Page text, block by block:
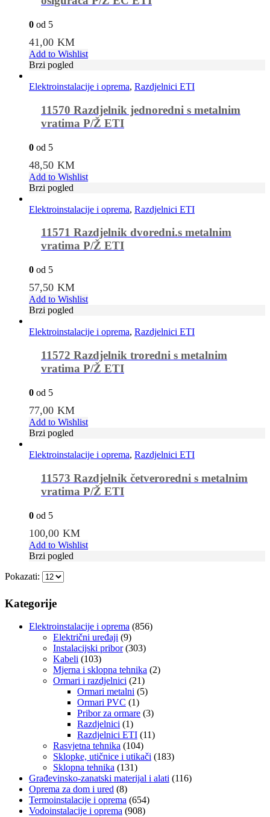
0 od 5
41,00 KM
Add to Wishlist
Brzi pogled
Elektroinstalacije i oprema, Razdjelnici ETI
11570 Razdjelnik jednoredni s metalnim
vratima P/Ž ETI
0 od 5
48,50 KM
Add to Wishlist
Brzi pogled
Elektroinstalacije i oprema, Razdjelnici ETI
11571 Razdjelnik dvoredni.s metalnim
vratima P/Ž ETI
0 od 5
57,50 KM
Add to Wishlist
Brzi pogled
Elektroinstalacije i oprema, Razdjelnici ETI
11572 Razdjelnik troredni s metalnim
vratima P/Ž ETI
0 od 5
77,00 KM
Add to Wishlist
Brzi pogled
Elektroinstalacije i oprema, Razdjelnici ETI
11573 Razdjelnik četveroredni s metalnim
vratima P/Ž ETI
0 od 5
100,00 KM
Add to Wishlist
Brzi pogled
Pokazati:
Kategorije
Elektroinstalacije i oprema (856)
Električni uređaji (9)
Instalacijski pribor (303)
Kabeli (103)
Mjerna i sklopna tehnika (2)
Ormari i razdjelnici (21)
Ormari metalni (5)
Ormari PVC (1)
Pribor za ormare (3)
Razdjelnici (1)
Razdjelnici ETI (11)
Rasvjetna tehnika (104)
Sklopke, utičnice i utikači (183)
Sklopna tehnika (131)
Građevinsko-zanatski materijal i alati (116)
Oprema za dom i ured (8)
Termoinstalacije i oprema (654)
Vodoinstalacije i oprema (908)